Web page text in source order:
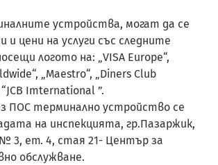
устройства, могат да се
цени на услуги със следните
логото на: „VISA Europe“,
„Maestro“, „Diners Club
Imternational ”.
ПОС терминално устройство се
на инспекцията, гр.Пазаржик,
№ 3, ет. 4, стая 21- Център за
обслужване.